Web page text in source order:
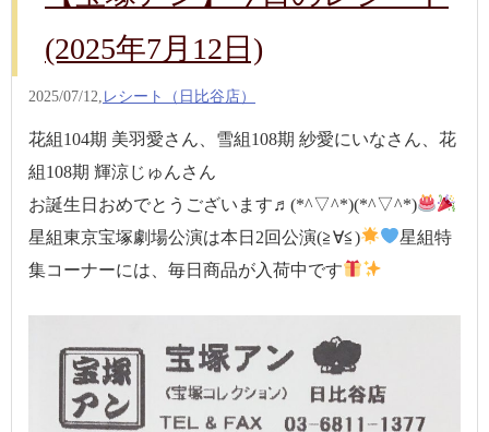
(2025年7月12日)
2025/07/12, レシート（日比谷店）
花組104期 美羽愛さん、雪組108期 紗愛にいなさん、花
組108期 輝涼じゅんさん
お誕生日おめでとうございます♬(*^▽^*)(*^▽^*)
星組東京宝塚劇場公演は本日2回公演(≧∀≦)
星組特
集コーナーには、毎日商品が入荷中です